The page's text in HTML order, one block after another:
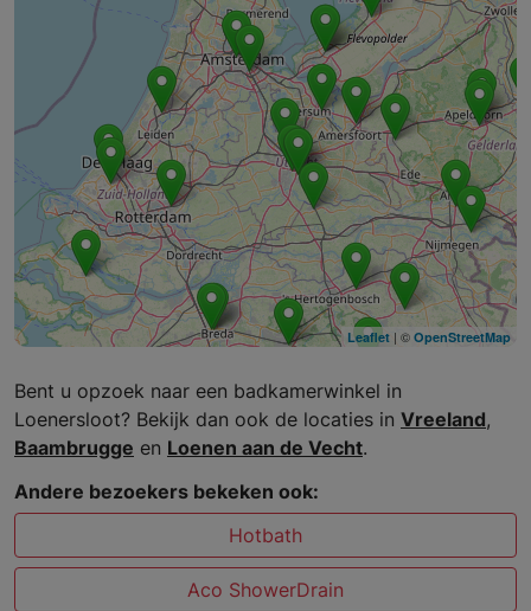
Leaflet | © OpenStreetMap
Bent u opzoek naar een badkamerwinkel in
Loenersloot? Bekijk dan ook de locaties in Vreeland,
Baambrugge en Loenen aan de Vecht.
Andere bezoekers bekeken ook:
Hotbath
Aco ShowerDrain